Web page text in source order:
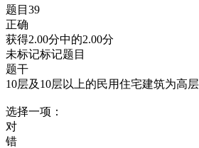
题目39
正确
获得2.00分中的2.00分
未标记标记题目
题干
10层及10层以上的民用住宅建筑为高层
选择一项：
对
错